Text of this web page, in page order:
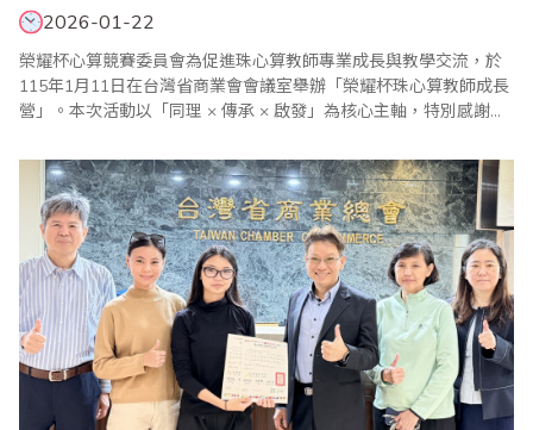
2026-01-22
榮耀杯心算競賽委員會為促進珠心算教師專業成長與教學交流，於
115年1月11日在台灣省商業會會議室舉辦「榮耀杯珠心算教師成長
營」。本次活動以「同理 × 傳承 × 啟發」為核心主軸，特別感謝台
太平洋珠心算協會廖正輝創會理事長、榮耀杯心算競賽委員會鍾健
美會務主委、邱建豪試務主委等多位長期投入珠心算教育與賽務推
動的貴賓蒞臨指..